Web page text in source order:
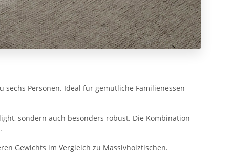
Personen. Ideal für gemütliche Familienessen
sondern auch besonders robust. Die Kombination
Gewichts im Vergleich zu Massivholztischen.